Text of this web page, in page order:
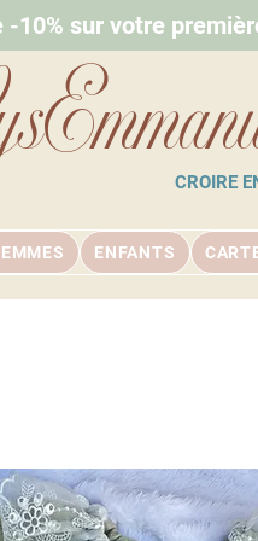
10% sur votre
CROIRE
ENFANTS